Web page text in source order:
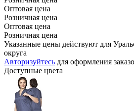
Оптовая цена
Розничная цена
Оптовая цена
Розничная цена
Указанные цены действуют для
округа
Авторизуйтесь для оформления
Доступные цвета